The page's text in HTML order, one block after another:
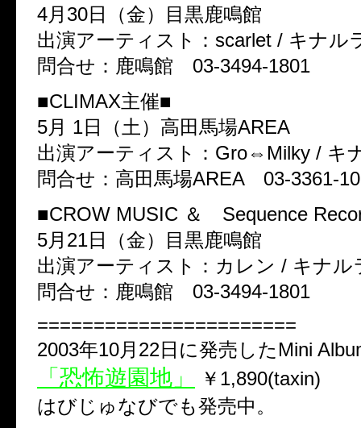
4月30日（金）目黒鹿鳴館
出演アーティスト：scarlet / キナル
問合せ：鹿鳴館 03-3494-1801
■CLIMAX主催■
5月 1日（土）高田馬場AREA
出演アーティスト：Gro⇔Milky / キ
問合せ：高田馬場AREA 03-3361-
■CROW MUSIC ＆ Sequence
5月21日（金）目黒鹿鳴館
出演アーティスト：カレン / キナル
問合せ：鹿鳴館 03-3494-1801
=======================
2003年10月22日に発売したMini
「恐怖遊園地」
￥1,890(taxin)
はびじゅなびでも発売中。